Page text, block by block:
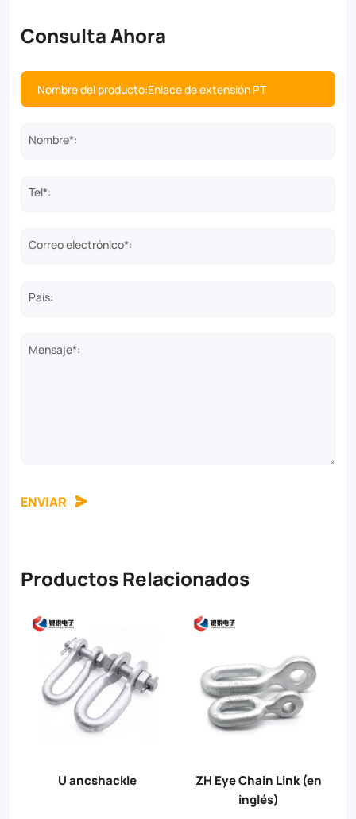
Consulta Ahora
Nombre*:
Tel*:
Correo electrónico*:
País:
Mensaje*:
ENVIAR
Productos Relacionados
Enlace al PD Enlace de extensión de PH